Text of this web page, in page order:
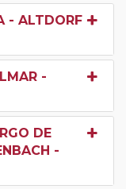
- ALTDORF -
-
DE
-